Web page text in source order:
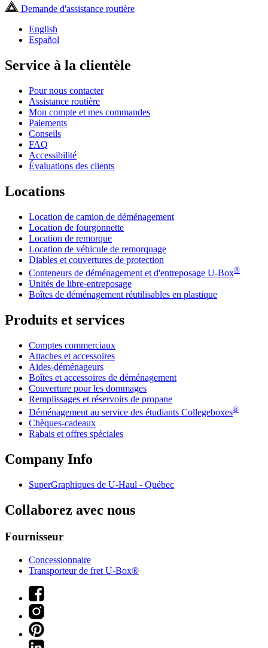
Demande d'assistance routière
English
Español
Service à la clientèle
Pour nous contacter
Assistance routière
Mon compte et mes commandes
Paiements
Conseils
FAQ
Accessibilité
Évaluations des clients
Locations
Location de camion de déménagement
Location de fourgonnette
Location de remorque
Location de véhicule de remorquage
Diables et couvertures de protection
Conteneurs de déménagement et d'entreposage U-Box®
Unités de libre-entreposage
Boîtes de déménagement réutilisables en plastique
Produits et services
Comptes commerciaux
Attaches et accessoires
Aides-déménageurs
Boîtes et accessoires de déménagement
Couverture pour les dommages
Remplissages et réservoirs de propane
Déménagement au service des étudiants Collegeboxes®
Chèques-cadeaux
Rabais et offres spéciales
Company Info
SuperGraphiques de U-Haul - Québec
Collaborez avec nous
Fournisseur
Concessionnaire
Transporteur de fret U-Box®